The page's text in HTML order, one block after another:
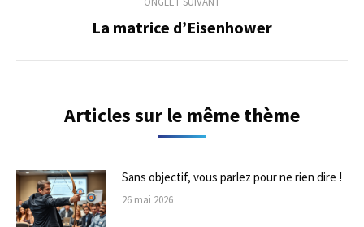
Onglet
La matrice d’Eisenhower
Articles sur le même thème
Sans objectif, vous parlez pour ne rien dire !
26 mai 2026